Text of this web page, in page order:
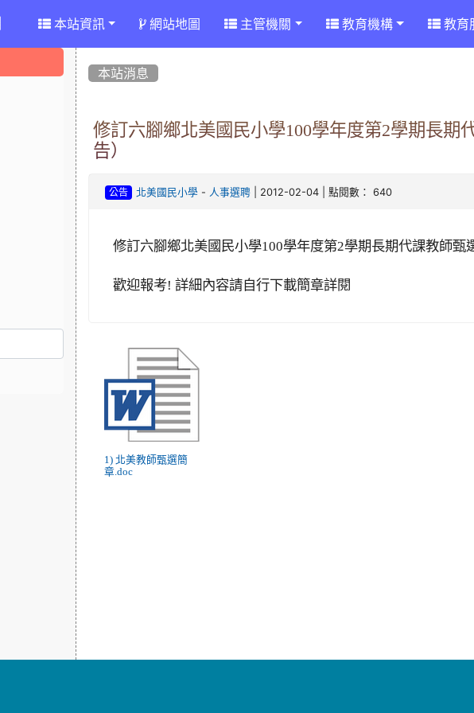
本站資訊 網站地圖 主管機關 教育機構 教育
本站消息
修訂六腳鄉北美國民小學100學年度第2學期長期
告）
公告 北美國民小學 - 人事選聘 | 2012-02-04 | 點閱數： 640
修訂六腳鄉北美國民小學100學年度第2學期長期代課教師甄
歡迎報考!詳細內容請自行下載簡章詳閱
1) 北美教師甄選簡
章.doc